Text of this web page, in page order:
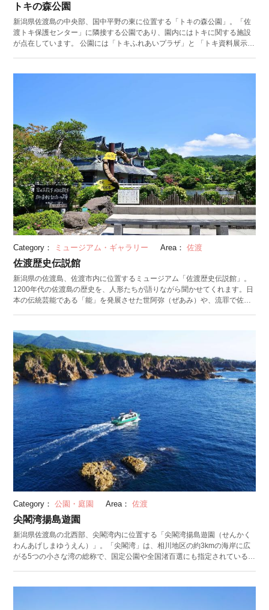
トキの森公園
新潟県佐渡島の中央部、国中平野の東に位置する「トキの森公園」。「佐
渡トキ保護センター」に隣接する公園であり、園内にはトキに関する施設
が点在しています。 公園には「トキふれあいプラザ」と 「トキ資料展示
たりという自然さながらの姿を見ることができます。運が良ければ、観察
されており、隣接する「佐渡トキ保護センター」のトキを、窓越しに観察
できます。 公園の入り口付近には売店が並び、中でも佐渡産枝豆で作る
「枝豆ソフト」が人気なんだとか。
Category： ミュージアム・ギャラリー Area： 佐渡
佐渡歴史伝説館
新潟県の佐渡島、佐渡市内に位置するミュージアム「佐渡歴史伝説館」。
1200年代の佐渡島の歴史を、人形たちが語りながら聞かせてくれます。日
本の伝統芸能である「能」を発展させた世阿弥（ぜあみ）や、流罪で佐渡
鋳金家（ちゅうきんか）として活躍した佐渡出身の人間国宝「佐々木象
堂」の工芸作品の展示館も併設されています。 売店では、伝説館オリジナ
ルの和菓子や民芸品など佐渡の特産品が購入可能。お食事処では、日本庭
園に囲まれながら佐渡の海の幸を堪能できます。
Category： 公園・庭園 Area： 佐渡
尖閣湾揚島遊園
新潟県佐渡島の北西部、尖閣湾内に位置する「尖閣湾揚島遊園（せんかく
わんあげしまゆうえん）」。「尖閣湾」は、相川地区の約3kmの海岸に広
がる5つの小さな湾の総称で、国定公園や全国渚百選にも指定されている名
雄大な景色を一望できます。 船乗り場からは、海中透視船が15分おきに運